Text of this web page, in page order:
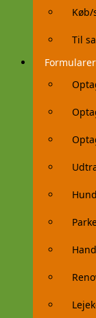
Til
Formularer